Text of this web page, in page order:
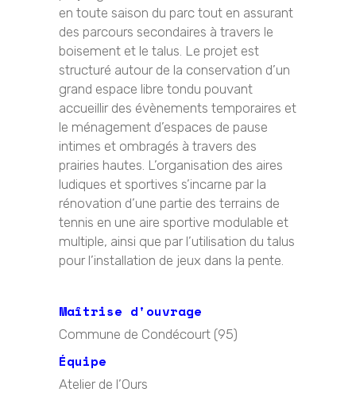
en toute saison du parc tout en assurant
des parcours secondaires à travers le
boisement et le talus. Le projet est
structuré autour de la conservation d’un
grand espace libre tondu pouvant
accueillir des évènements temporaires et
le ménagement d’espaces de pause
intimes et ombragés à travers des
prairies hautes. L’organisation des aires
ludiques et sportives s’incarne par la
rénovation d’une partie des terrains de
tennis en une aire sportive modulable et
multiple, ainsi que par l’utilisation du talus
pour l’installation de jeux dans la pente.
Maîtrise d'ouvrage
Commune de Condécourt (95)
Équipe
Atelier de l’Ours